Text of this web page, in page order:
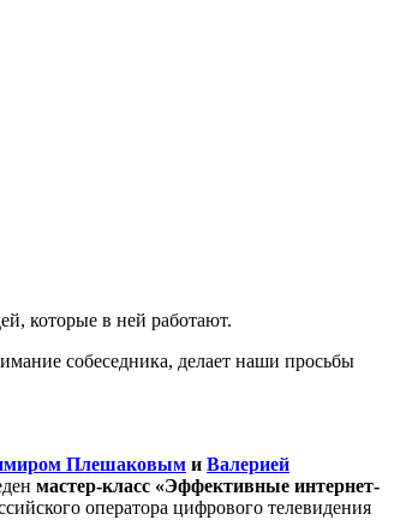
которые в ней работают.
собеседника, делает наши просьбы
Плешаковым и Валерией
мастер-класс «Эффективные интернет-
оператора цифрового телевидения